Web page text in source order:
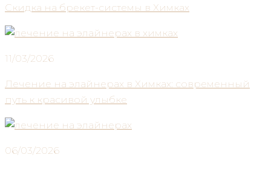
Скидка на брекет-системы в Химках
11/03/2026
Лечение на элайнерах в Химках: современный
путь к красивой улыбке
06/03/2026